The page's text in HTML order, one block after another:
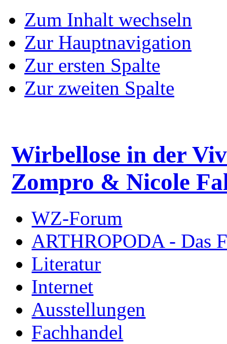
Zum Inhalt wechseln
Zur Hauptnavigation
Zur ersten Spalte
Zur zweiten Spalte
Wirbellose in der
Zompro & Nicole
WZ-Forum
ARTHROPODA - Das
Literatur
Internet
Ausstellungen
Fachhandel